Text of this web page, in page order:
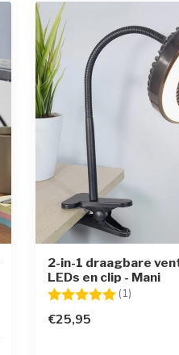
2-in-1 draagbare
LEDs en clip - Mani
Beoordeling: (1)
€25,95